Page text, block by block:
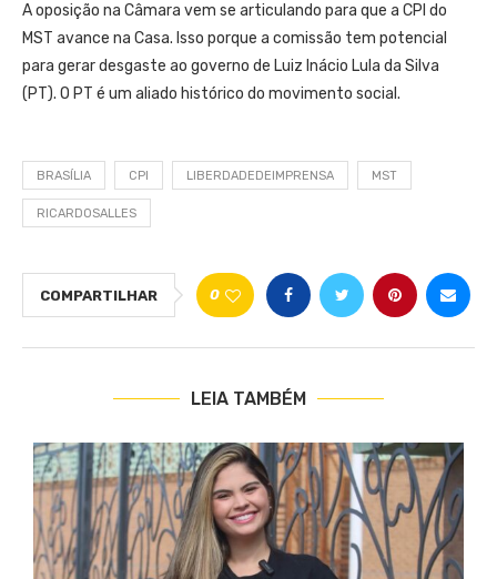
A oposição na Câmara vem se articulando para que a CPI do
MST avance na Casa. Isso porque a comissão tem potencial
para gerar desgaste ao governo de Luiz Inácio Lula da Silva
(PT). O PT é um aliado histórico do movimento social.
BRASÍLIA CPI LIBERDADEDEIMPRENSA MST
RICARDOSALLES
COMPARTILHAR 0
LEIA TAMBÉM